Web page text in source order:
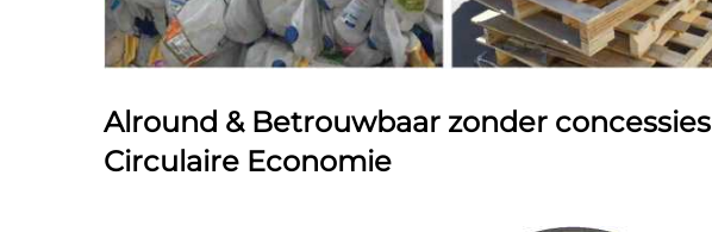
Alround & Betrouwbaar zonder concessies
Circulaire Economie